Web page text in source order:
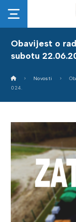
Obavijest o
subotu
Novosti
024.